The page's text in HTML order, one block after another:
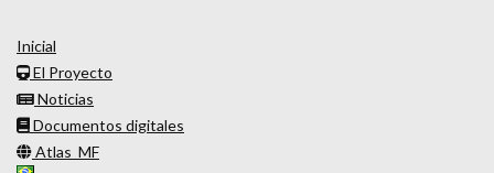
Inicial
El Proyecto
Noticias
Documentos digitales
Atlas_MF